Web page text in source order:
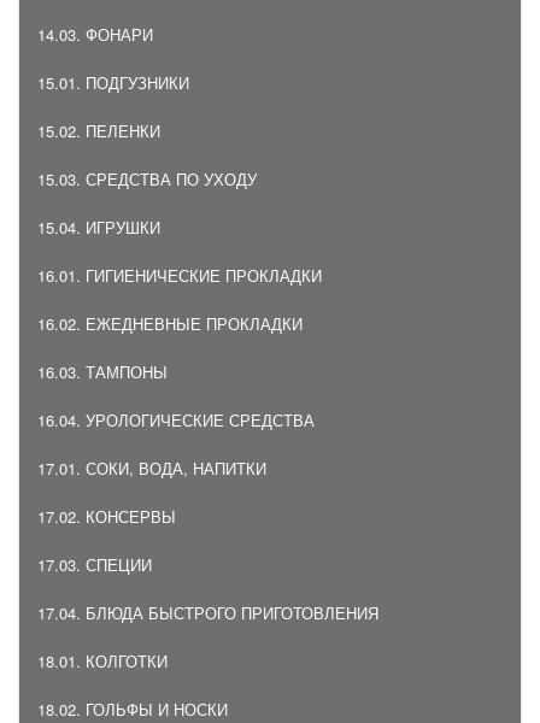
14.03. ФОНАРИ
15.01. ПОДГУЗНИКИ
15.02. ПЕЛЕНКИ
15.03. СРЕДСТВА ПО УХОДУ
15.04. ИГРУШКИ
16.01. ГИГИЕНИЧЕСКИЕ ПРОКЛАДКИ
16.02. ЕЖЕДНЕВНЫЕ ПРОКЛАДКИ
16.03. ТАМПОНЫ
16.04. УРОЛОГИЧЕСКИЕ СРЕДСТВА
17.01. СОКИ, ВОДА, НАПИТКИ
17.02. КОНСЕРВЫ
17.03. СПЕЦИИ
17.04. БЛЮДА БЫСТРОГО ПРИГОТОВЛЕНИЯ
18.01. КОЛГОТКИ
18.02. ГОЛЬФЫ И НОСКИ